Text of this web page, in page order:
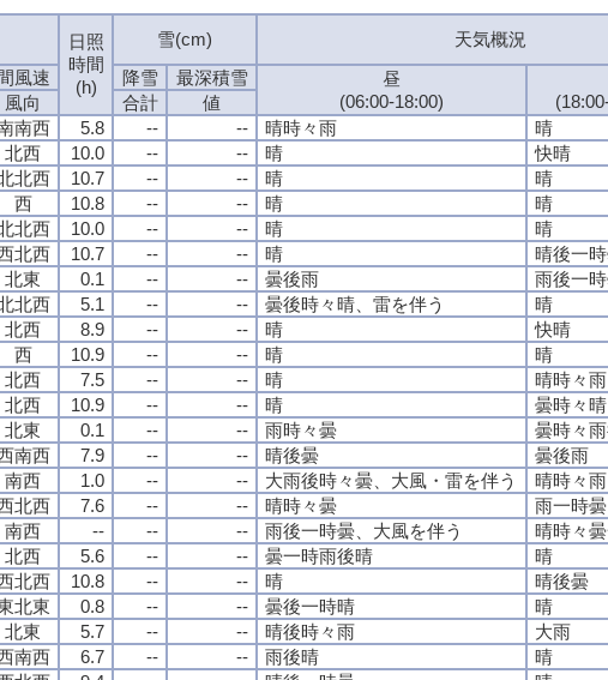
日照
時間
(h)
雪(cm) 天気概況
風速 降雪 最深積雪
昼
(06:00-18:00)
風向 合計
値
南西 5.8 -- -- 晴時々雨
晴
北西 10.0 -- -- 晴
快晴
北西 10.7 -- -- 晴
晴
西 10.8 -- -- 晴
晴
北西 10.0 -- -- 晴
晴
北西 10.7 -- -- 晴
晴後一
北東 0.1 -- -- 曇後雨
雨後一
北西 5.1 -- -- 曇後時々晴、雷を伴う
晴
北西 8.9 -- -- 晴
快晴
西 10.9 -- -- 晴
晴
北西 7.5 -- -- 晴
晴時々雨
北西 10.9 -- -- 晴
曇時々晴
北東 0.1 -- -- 雨時々曇
曇時々
南西 7.9 -- -- 晴後曇
曇後雨
南西 1.0 -- -- 大雨後時々曇、大風・雷を伴う
晴時々
北西 7.6 -- -- 晴時々曇
雨一時曇
南西 -- -- -- 雨後一時曇、大風を伴う
晴時々
北西 5.6 -- -- 曇一時雨後晴
晴
北西 10.8 -- -- 晴
晴後曇
北東 0.8 -- -- 曇後一時晴
晴
北東 5.7 -- -- 晴後時々雨
大雨
南西 6.7 -- -- 雨後晴
晴